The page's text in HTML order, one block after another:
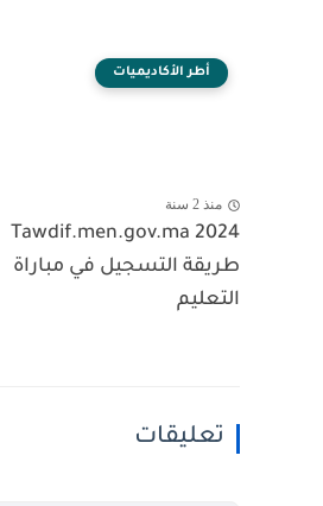
أطر الأكاديميات
منذ 2 سنة
Tawdif.men.gov.ma 2024
طريقة التسجيل في مباراة
التعليم
تعليقات